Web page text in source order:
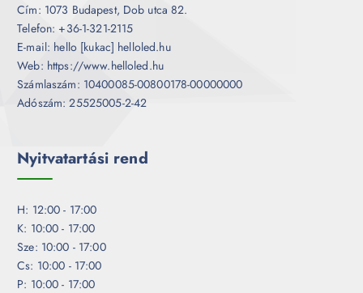
Cím: 1073 Budapest, Dob utca 82.
Telefon: +36-1-321-2115
E-mail: hello [kukac] helloled.hu
Web: https://www.helloled.hu
Számlaszám: 10400085-00800178-00000000
Adószám: 25525005-2-42
Nyitvatartási rend
H: 12:00 - 17:00
K: 10:00 - 17:00
Sze: 10:00 - 17:00
Cs: 10:00 - 17:00
P: 10:00 - 17:00